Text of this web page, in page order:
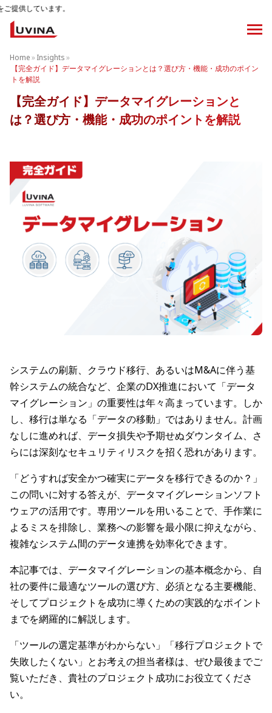
。
Home»Insights»
【完全ガイド】データマイグレーションとは？選び方・機能・成功のポイン
トを解説
【完全ガイド】データマイグレーションと
は？選び方・機能・成功のポイントを解説
システムの刷新、クラウド移行、あるいはM&Aに伴う基
幹システムの統合など、企業のDX推進において「データ
マイグレーション」の重要性は年々高まっています。しか
し、移行は単なる「データの移動」ではありません。計画
なしに進めれば、データ損失や予期せぬダウンタイム、さ
らには深刻なセキュリティリスクを招く恐れがあります。
「どうすれば安全かつ確実にデータを移行できるのか？」
この問いに対する答えが、データマイグレーションソフト
ウェアの活用です。専用ツールを用いることで、手作業に
よるミスを排除し、業務への影響を最小限に抑えながら、
複雑なシステム間のデータ連携を効率化できます。
本記事では、データマイグレーションの基本概念から、自
社の要件に最適なツールの選び方、必須となる主要機能、
そしてプロジェクトを成功に導くための実践的なポイント
までを網羅的に解説します。
「ツールの選定基準がわからない」「移行プロジェクトで
失敗したくない」とお考えの担当者様は、ぜひ最後までご
覧いただき、貴社のプロジェクト成功にお役立てくださ
い。